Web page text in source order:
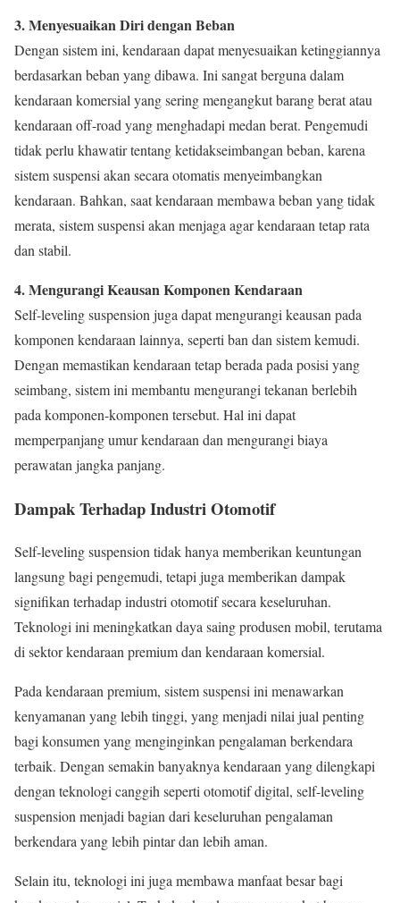
3. Menyesuaikan Diri dengan Beban
Dengan sistem ini, kendaraan dapat menyesuaikan ketinggiannya
berdasarkan beban yang dibawa. Ini sangat berguna dalam
kendaraan komersial yang sering mengangkut barang berat atau
kendaraan off-road yang menghadapi medan berat. Pengemudi
tidak perlu khawatir tentang ketidakseimbangan beban, karena
sistem suspensi akan secara otomatis menyeimbangkan
kendaraan. Bahkan, saat kendaraan membawa beban yang tidak
merata, sistem suspensi akan menjaga agar kendaraan tetap rata
dan stabil.
4. Mengurangi Keausan Komponen Kendaraan
Self-leveling suspension juga dapat mengurangi keausan pada
komponen kendaraan lainnya, seperti ban dan sistem kemudi.
Dengan memastikan kendaraan tetap berada pada posisi yang
seimbang, sistem ini membantu mengurangi tekanan berlebih
pada komponen-komponen tersebut. Hal ini dapat
memperpanjang umur kendaraan dan mengurangi biaya
perawatan jangka panjang.
Dampak Terhadap Industri Otomotif
Self-leveling suspension tidak hanya memberikan keuntungan
langsung bagi pengemudi, tetapi juga memberikan dampak
signifikan terhadap industri otomotif secara keseluruhan.
Teknologi ini meningkatkan daya saing produsen mobil, terutama
di sektor kendaraan premium dan kendaraan komersial.
Pada kendaraan premium, sistem suspensi ini menawarkan
kenyamanan yang lebih tinggi, yang menjadi nilai jual penting
bagi konsumen yang menginginkan pengalaman berkendara
terbaik. Dengan semakin banyaknya kendaraan yang dilengkapi
dengan teknologi canggih seperti otomotif digital, self-leveling
suspension menjadi bagian dari keseluruhan pengalaman
berkendara yang lebih pintar dan lebih aman.
Selain itu, teknologi ini juga membawa manfaat besar bagi